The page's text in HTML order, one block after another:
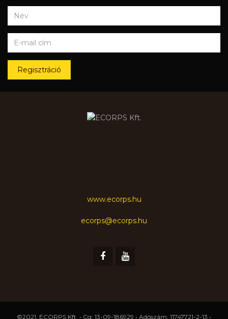
Regisztráció
www.ecorps.hu
ecorps@ecorps.hu
©2021, ECORPS Kft. • Cg: 13-09-186929 • Adószám: 11747721-2-13 •